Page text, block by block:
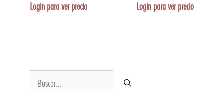
Login para ver precio
Login para ver precio